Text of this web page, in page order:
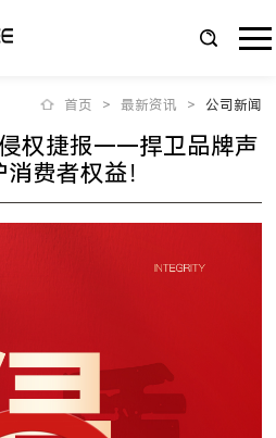
首页 > 最新资讯 > 公司新闻
权捷报——捍卫品牌声
费者权益！